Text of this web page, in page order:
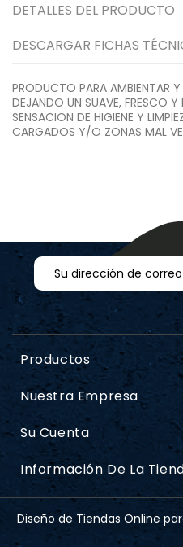
DETALLES DEL PRODUCTO
DESCARGAR FICHAS
PRODUCTO PARA AMBIENTAR
DEJANDO UN SUAVE, FRESCO Y
SENSACION DE HIGIENE Y
CARGADOS Y/O ZONAS MAL
Productos
Nuestra Empresa
Su Cuenta
Información De La
Diseño de Tiendas Online